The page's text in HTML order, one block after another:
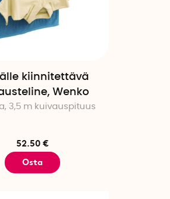
kiinnitettävä
Wenko
3,5 m kuivauspituus
52.50 €
Osta